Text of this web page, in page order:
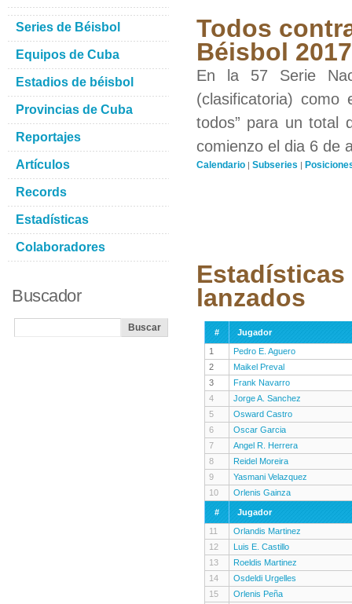
Todos
Béisbol
En la 57 Serie
(clasificatoria) como
todos” para un total
comienzo el dia 6 de
Calendario | Subseries |
lanzados
#
Jugador
1
Pedro E. Aguero
2
Maikel Preval
3
Frank Navarro
4
Jorge A. Sanchez
5
Osward Castro
6
Oscar Garcia
7
Angel R. Herrera
8
Reidel Moreira
9
Yasmani Velazquez
10
Orlenis Gainza
#
Jugador
11
Orlandis Martinez
12
Luis E. Castillo
13
Roeldis Martinez
14
Osdeldi Urgelles
15
Orlenis Peña
Series de Béisbol
Equipos de Cuba
Estadios de béisbol
Provincias de Cuba
Reportajes
Artículos
Records
Estadísticas
Colaboradores
Buscador